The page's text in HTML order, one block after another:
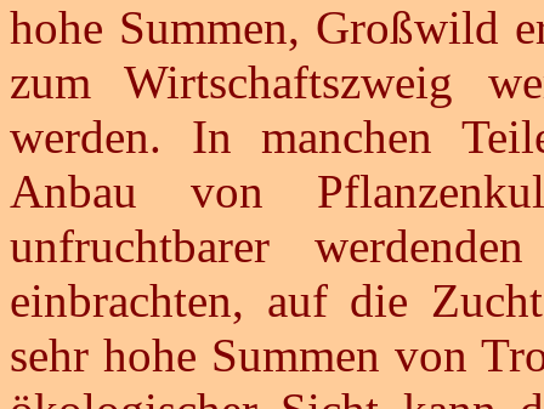
hohe Summen, Großwild
zum Wirtschaftszweig
werden. In manchen
Anbau von
unfruchtbarer
einbrachten, auf die
sehr hohe Summen von